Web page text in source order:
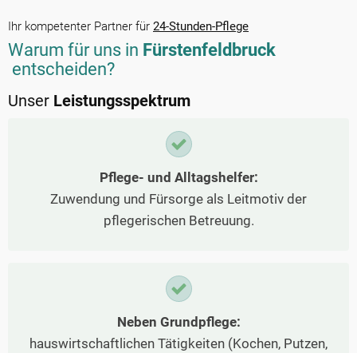
Ihr kompetenter Partner für 24-Stunden-Pflege
Warum für uns in Fürstenfeldbruck
entscheiden?
Unser Leistungsspektrum
Pflege- und Alltagshelfer:
Zuwendung und Fürsorge als Leitmotiv der
pflegerischen Betreuung.
Neben Grundpflege:
hauswirtschaftlichen Tätigkeiten (Kochen, Putzen,